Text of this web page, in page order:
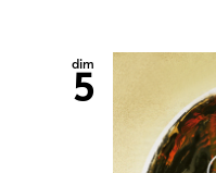
dim
5